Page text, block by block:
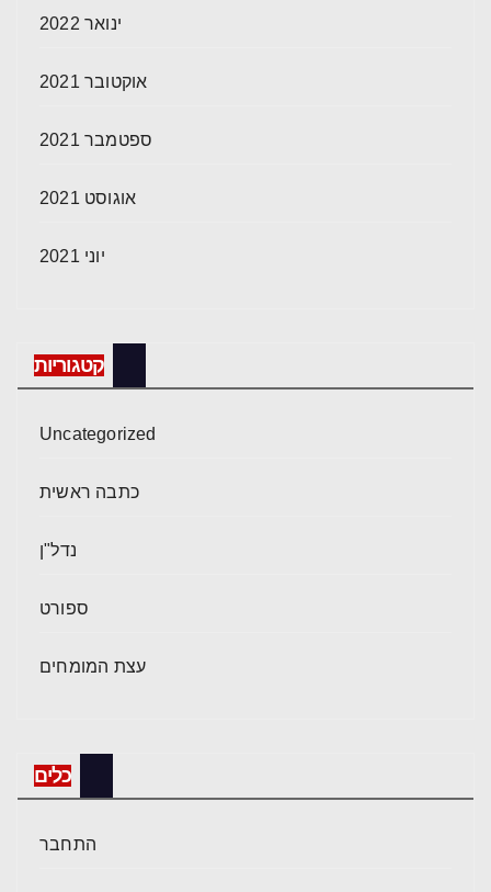
ינואר 2022
אוקטובר 2021
ספטמבר 2021
אוגוסט 2021
יוני 2021
קטגוריות
Uncategorized
כתבה ראשית
נדל"ן
ספורט
עצת המומחים
כלים
התחבר